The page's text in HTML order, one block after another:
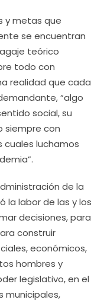
y metas que
se encuentran
teórico
todo con
realidad que cada
“algo
social, su
siempre con
cuales luchamos
de la
la labor de las y los
decisiones, para
construir
económicos,
hombres y
legislativo, en el
municipales,